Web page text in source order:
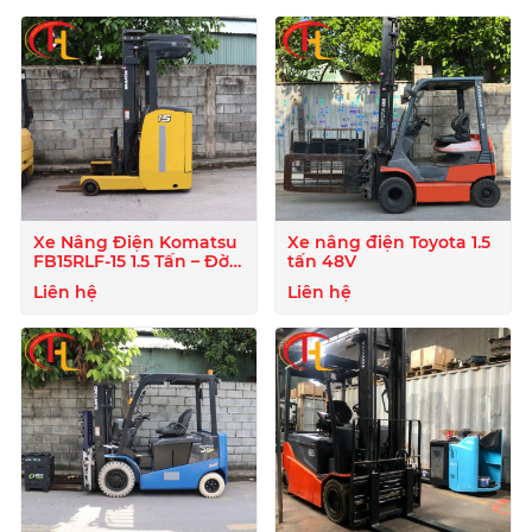
Xe Nâng Điện Komatsu
FB15RLF-15 1.5 Tấn – Đời
2020
Liên hệ
Xe nâng điện Toyota 1.5
tấn 48V
Liên hệ